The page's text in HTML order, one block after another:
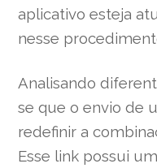
aplicativo esteja
nesse
Analisando
se que o envio de
redefinir a
Esse link possui